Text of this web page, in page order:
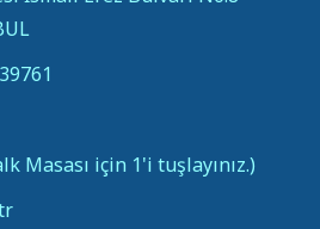
Masası için 1'i tuşlayınız.)